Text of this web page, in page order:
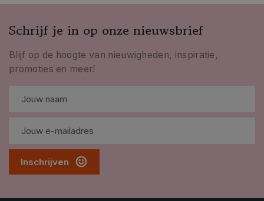
Schrijf je in op onze nieuwsbrief
Blijf op de hoogte van nieuwigheden, inspiratie,
promoties en meer!
Inschrijven